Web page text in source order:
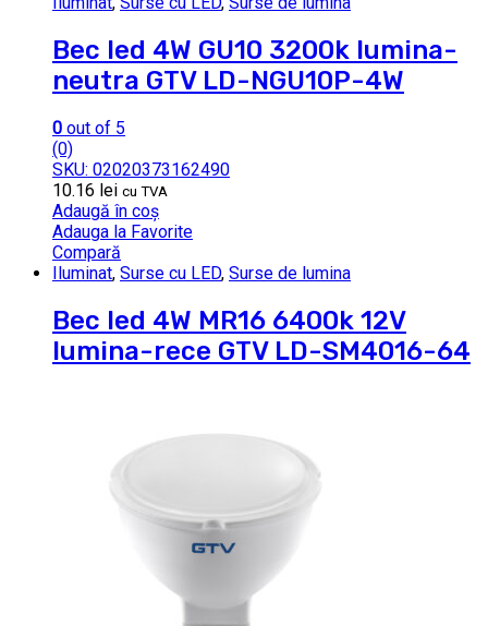
Bec led 4W GU10 3200k lumina-
neutra GTV LD-NGU10P-4W
0 out of 5
(0)
SKU: 02020373162490
10.16 lei cu TVA
Adaugă în coș
Adauga la Favorite
Compară
Iluminat, Surse cu LED, Surse de lumina
Bec led 4W MR16 6400k 12V
lumina-rece GTV LD-SM4016-64